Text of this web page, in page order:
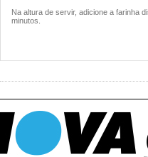
Na altura de servir, adicione a farinha
minutos.